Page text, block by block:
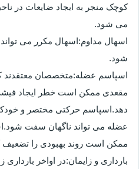
کوچک منجر به ایجاد ضایعات در
می شود.
اسهال مداوم:اسهال مکرر می
شود.
اسپاسم عضله:متخصصان معتقدند
مقعدی ممکن است خطر ایجاد
دهد.اسپاسم حرکتی مختصر و
عضله می تواند ناگهان سفت
ممکن است روند بهبودی را تضعیف
بارداری و زایمان:در اواخر